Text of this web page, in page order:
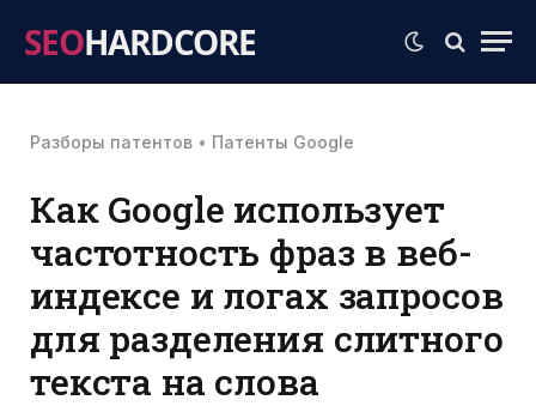
SEOHARDCORE
Разборы патентов • Патенты Google
Как Google использует
частотность фраз в веб-
индексе и логах запросов
для разделения слитного
текста на слова